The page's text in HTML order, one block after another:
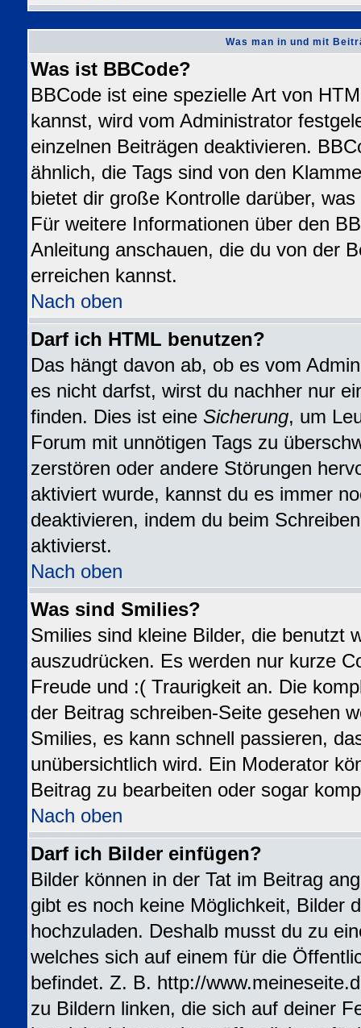
Was man in und mit
Was ist BBCode?
BBCode ist eine spezielle Art von
kannst, wird vom Administrator
einzelnen Beiträgen deaktivieren.
ähnlich, die Tags sind von den
bietet dir große Kontrolle darüber,
Für weitere Informationen über den
Anleitung anschauen, die du von der
erreichen kannst.
Nach oben
Darf ich HTML benutzen?
Das hängt davon ab, ob es vom
es nicht darfst, wirst du nachher nur
finden. Dies ist eine Sicherung, um
Forum mit unnötigen Tags zu
zerstören oder andere Störungen
aktiviert wurde, kannst du es immer
deaktivieren, indem du beim
aktivierst.
Nach oben
Was sind Smilies?
Smilies sind kleine Bilder, die benutzt
auszudrücken. Es werden nur kurze
Freude und :( Traurigkeit an. Die
der Beitrag schreiben-Seite gesehen
Smilies, es kann schnell passieren,
unübersichtlich wird. Ein Moderator
Beitrag zu bearbeiten oder sogar
Nach oben
Darf ich Bilder einfügen?
Bilder können in der Tat im Beitrag
gibt es noch keine Möglichkeit, Bilder
hochzuladen. Deshalb musst du zu
welches sich auf einem für die
befindet. Z. B. http://
zu Bildern linken, die sich auf deiner